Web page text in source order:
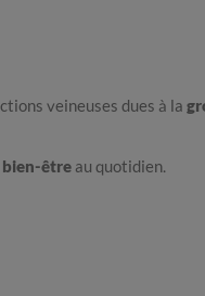
veineuses dues à la
être au quotidien.